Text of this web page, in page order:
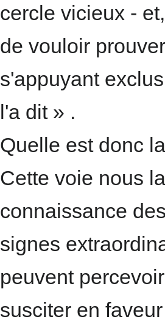
cercle vicieux -
de vouloir
s'appuyant
l'a dit » .
Quelle est donc
Cette voie nous
connaissance
signes
peuvent
susciter en